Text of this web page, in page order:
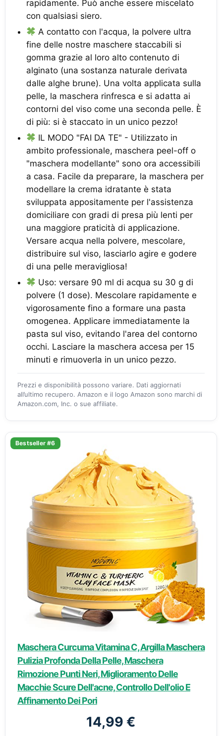
rapidamente. Può anche essere miscelato
con qualsiasi siero.
A contatto con l'acqua, la polvere ultra
fine delle nostre maschere staccabili si
gomma grazie al loro alto contenuto di
alginato (una sostanza naturale derivata
dalle alghe brune). Una volta applicata sulla
pelle, la maschera rinfresca e si adatta ai
contorni del viso come una seconda pelle. È
di più: si è staccato in un unico pezzo!
IL MODO "FAI DA TE" - Utilizzato in
ambito professionale, maschera peel-off o
"maschera modellante" sono ora accessibili
a casa. Facile da preparare, la maschera per
modellare la crema idratante è stata
sviluppata appositamente per l'assistenza
domiciliare con gradi di presa più lenti per
una maggiore praticità di applicazione.
Versare acqua nella polvere, mescolare,
distribuire sul viso, lasciarlo agire e godere
di una pelle meravigliosa!
Uso: versare 90 ml di acqua su 30 g di
polvere (1 dose). Mescolare rapidamente e
vigorosamente fino a formare una pasta
omogenea. Applicare immediatamente la
pasta sul viso, evitando l'area del contorno
occhi. Lasciare la maschera accesa per 15
minuti e rimuoverla in un unico pezzo.
Prezzi e disponibilità possono variare. Dati aggiornati
all’ultimo recupero. Amazon e il logo Amazon sono marchi di
Amazon.com, Inc. o sue affiliate.
Bestseller #6
Maschera Curcuma Vitamina C, Argilla Maschera
Pulizia Profonda Della Pelle, Maschera
Rimozione Punti Neri, Miglioramento Delle
Macchie Scure Dell'acne, Controllo Dell'olio E
Affinamento Dei Pori
14,99 €